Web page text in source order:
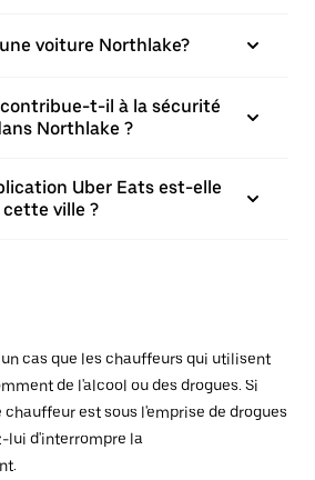
voiture Northlake?
t-il à la sécurité
Northlake ?
Uber Eats est-elle
ville ?
cas que les chauffeurs qui utilisent
de l'alcool ou des drogues. Si
chauffeur est sous l'emprise de drogues
lui d'interrompre la